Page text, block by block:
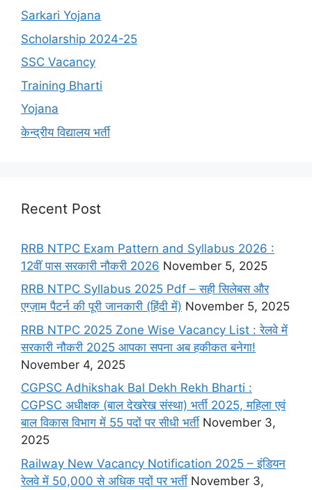
Sarkari Yojana
Scholarship 2024-25
SSC Vacancy
Training Bharti
Yojana
केन्द्रीय विद्यालय भर्ती
Recent Post
RRB NTPC Exam Pattern and Syllabus 2026 :
12वीं पास सरकारी नौकरी 2026 November 5, 2025
RRB NTPC Syllabus 2025 Pdf – सही सिलेबस और
एग्ज़ाम पैटर्न की पूरी जानकारी (हिंदी में) November 5, 2025
RRB NTPC 2025 Zone Wise Vacancy List : रेलवे में
सरकारी नौकरी 2025 आपका सपना अब हकीकत बनेगा!
November 4, 2025
CGPSC Adhikshak Bal Dekh Rekh Bharti :
CGPSC अधीक्षक (बाल देखरेख संस्था) भर्ती 2025, महिला एवं
बाल विकास विभाग में 55 पदों पर सीधी भर्ती November 3,
2025
Railway New Vacancy Notification 2025 – इंडियन
रेलवे में 50,000 से अधिक पदों पर भर्ती November 3,